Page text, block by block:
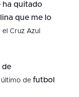
ha quitado
que me lo
Cruz Azul
de
de futbol